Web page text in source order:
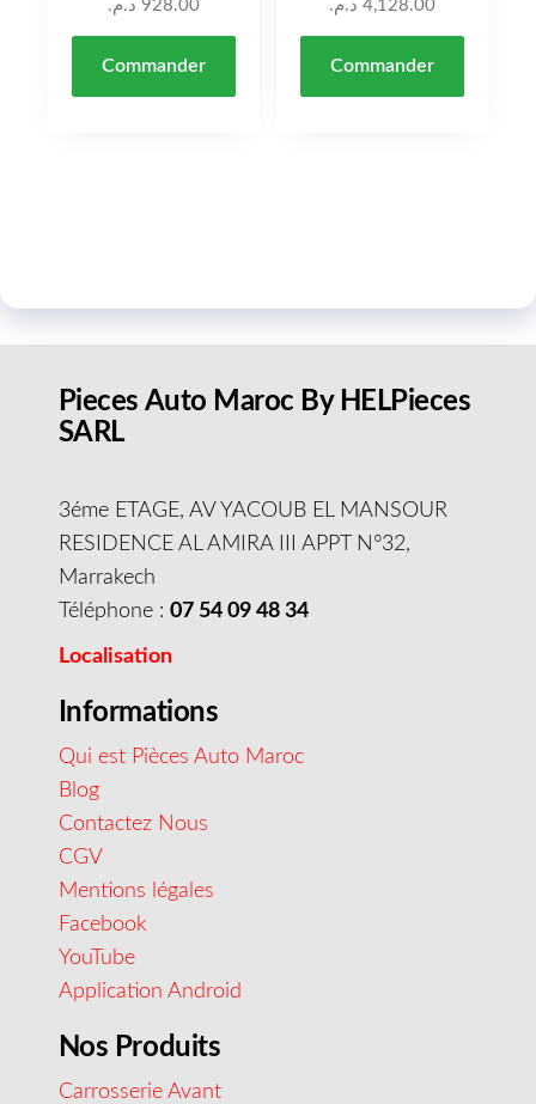
928.00 د.م.
Commander
4,128.00 د.م.
Commander
Pieces Auto Maroc By HELPieces
SARL
3éme ETAGE, AV YACOUB EL MANSOUR
RESIDENCE AL AMIRA III APPT N°32,
Marrakech
Téléphone : 07 54 09 48 34
Localisation
Informations
Qui est Pièces Auto Maroc
Blog
Contactez Nous
CGV
Mentions légales
Facebook
YouTube
Application Android
Nos Produits
Carrosserie Avant